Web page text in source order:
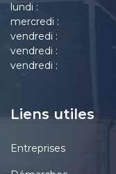
lundi :
mercredi :
vendredi :
vendredi :
vendredi :
Liens utiles
Entreprises